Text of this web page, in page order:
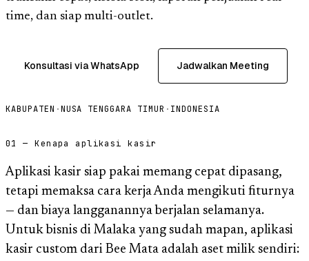
time, dan siap multi-outlet.
Konsultasi via WhatsApp Jadwalkan Meeting
KABUPATEN ·NUSA TENGGARA TIMUR · INDONESIA
01 — Kenapa aplikasi kasir
Aplikasi kasir siap pakai memang cepat dipasang,
tetapi memaksa cara kerja Anda mengikuti fiturnya
— dan biaya langganannya berjalan selamanya.
Untuk bisnis di Malaka yang sudah mapan, aplikasi
kasir custom dari Bee Mata adalah aset milik sendiri: